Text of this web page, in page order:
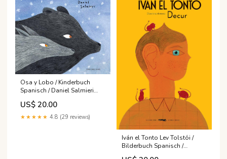
Osa y Lobo / Kinderbuch
Spanisch / Daniel Salmieri
Book Island
US$ 20.00
★★★★★ 4.8 (29 reviews)
Iván el Tonto Lev Tolstói /
Bilderbuch Spanisch /
Guillermo Decurgez (Decur)